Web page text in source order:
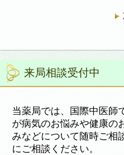
来局相談受付中
当薬局では、国際中医師
が病気のお悩みや健康の
みなどについて随時ご相
にご相談ください。